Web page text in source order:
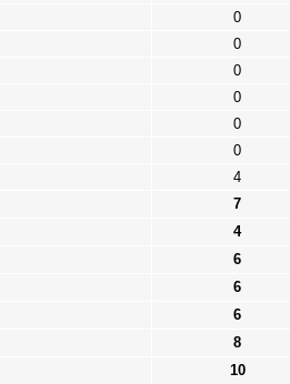
0
0
0
0
0
0
4
7
4
6
6
6
8
10